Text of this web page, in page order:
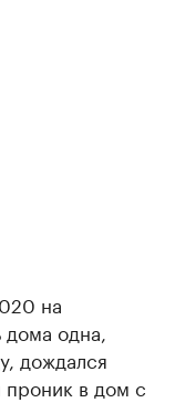
на
одна,
дождался
проник в дом с